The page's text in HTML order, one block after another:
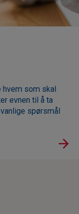
som skal
evnen til å ta
spørsmål